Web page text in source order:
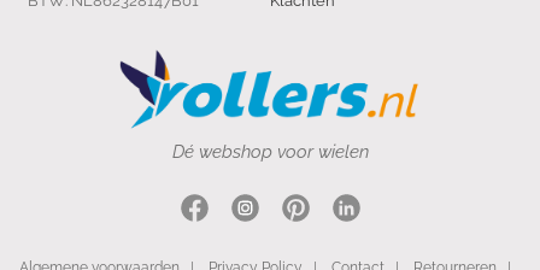
Dé webshop voor wielen